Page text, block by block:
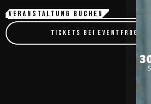
VERANSTALTUNG BUCHEN
TICKETS BEI EVENTFROG